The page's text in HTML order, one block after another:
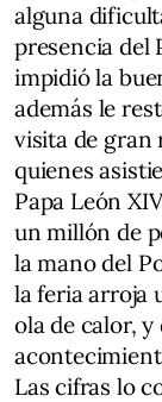
alguna
presencia del
impidió la
además le
visita de gran
quienes
Papa León
un millón de
la mano del
la feria arroja
ola de calor,
Las cifras lo